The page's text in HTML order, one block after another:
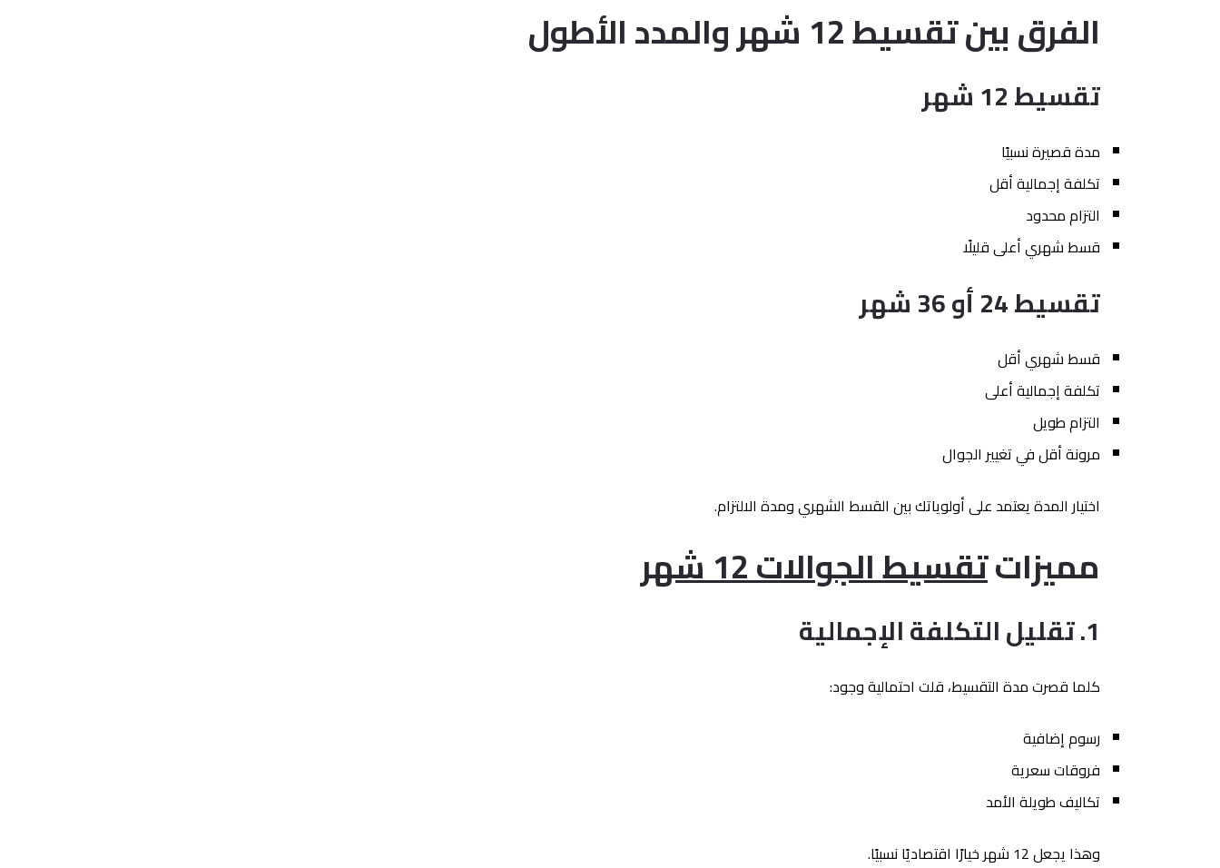
الفرق بين تقسيط 12 شهر والمدد الأطول
تقسيط 12 شهر
مدة قصيرة نسبيًا
تكلفة إجمالية أقل
التزام محدود
قسط شهري أعلى قليلًا
تقسيط 24 أو 36 شهر
قسط شهري أقل
تكلفة إجمالية أعلى
التزام طويل
مرونة أقل في تغيير الجوال
اختيار المدة يعتمد على أولوياتك بين القسط الشهري ومدة الالتزام.
مميزاتتقسيط الجوالات 12 شهر
1. تقليل التكلفة الإجمالية
كلما قصرت مدة التقسيط، قلت احتمالية وجود:
رسوم إضافية
فروقات سعرية
تكاليف طويلة الأمد
وهذا يجعل 12 شهر خيارًا اقتصاديًا نسبيًا.